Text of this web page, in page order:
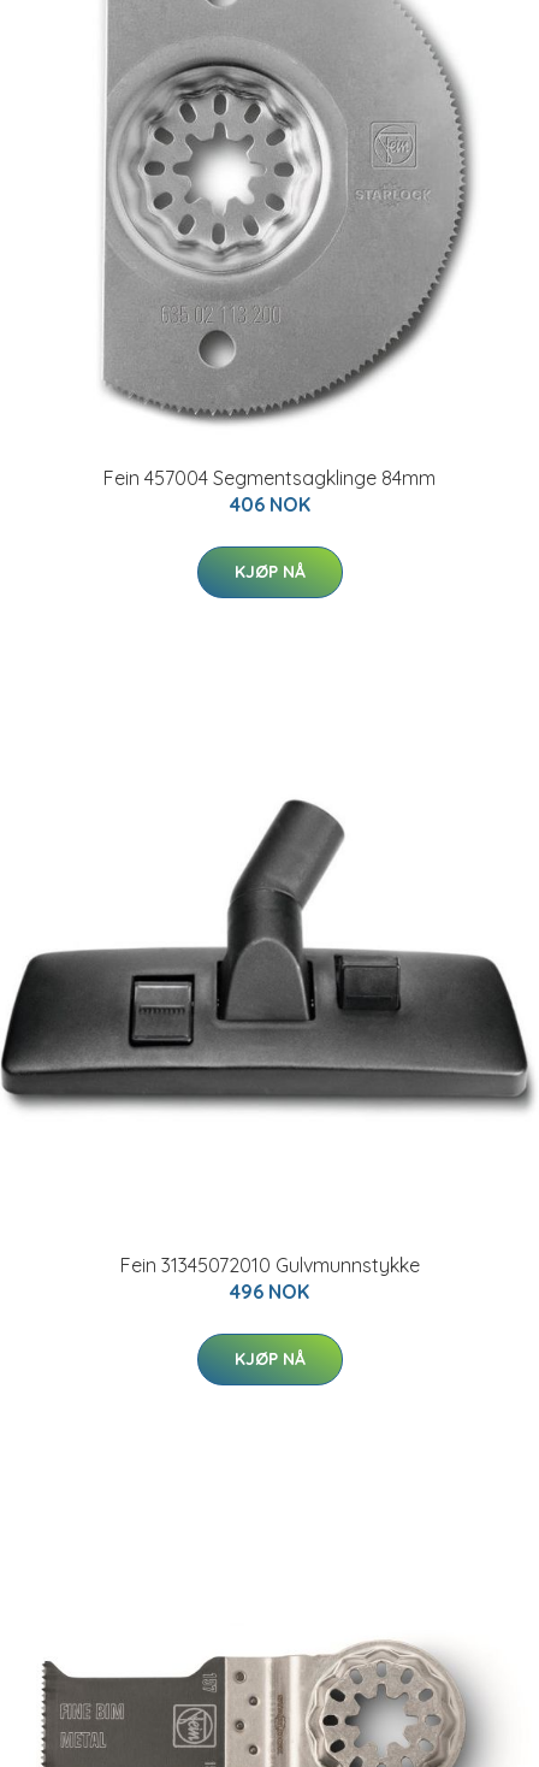
Fein 457004 Segmentsagklinge 84mm
406 NOK
KJØP NÅ
Fein 31345072010 Gulvmunnstykke
496 NOK
KJØP NÅ